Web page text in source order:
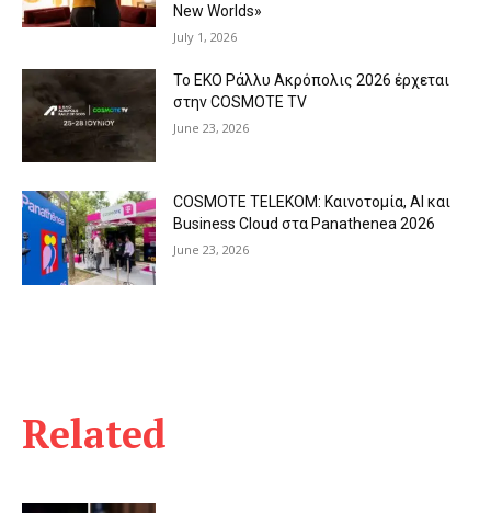
Related
New Worlds»
July 1, 2026
Το ΕΚΟ Ράλλυ Ακρόπολις 2026 έρχεται
στην COSMOTE TV
June 23, 2026
COSMOTE TELEKOM: Καινοτομία, AI και
Business Cloud στα Panathenea 2026
June 23, 2026